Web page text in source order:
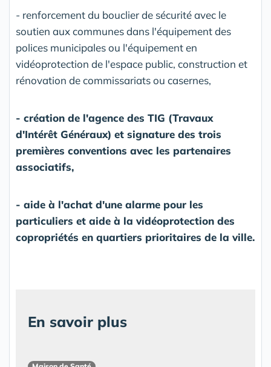
- renforcement du bouclier de sécurité avec le
soutien aux communes dans l'équipement des
polices municipales ou l'équipement en
vidéoprotection de l'espace public, construction et
rénovation de commissariats ou casernes,
- création de l'agence des TIG (Travaux
d'Intérêt Généraux) et signature des trois
premières conventions avec les partenaires
associatifs,
- aide à l'achat d'une alarme pour les
particuliers et aide à la vidéoprotection des
copropriétés en quartiers prioritaires de la ville.
En savoir plus